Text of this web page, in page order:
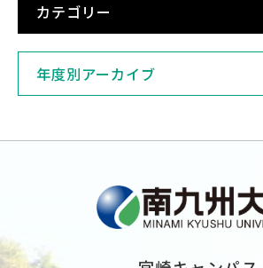
お問い合わせ
採用情報
カテゴリー
年度別アーカイブ